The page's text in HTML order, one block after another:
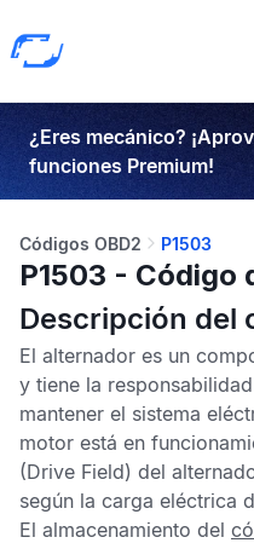
¿Eres mecánico?
funciones Premium!
Códigos OBD2 P1503
P1503 - Código
Descripción del
El alternador es un
y tiene la
mantener el sistema
motor está en
(Drive Field) del
según la carga eléctrica
El almacenamiento del